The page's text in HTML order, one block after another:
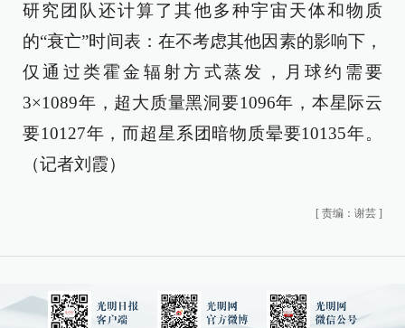
研究团队还计算了其他多种宇宙天体和物质
的“衰亡”时间表：在不考虑其他因素的影响下，
仅通过类霍金辐射方式蒸发，月球约需要
3×1089年，超大质量黑洞要1096年，本星际云
要10127年，而超星系团暗物质晕要10135年。
（记者刘霞）
[ 责编：谢芸 ]